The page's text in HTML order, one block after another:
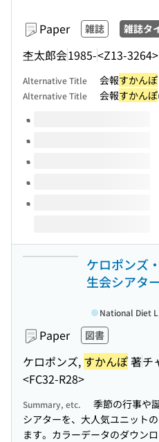
Paper 雑誌 雑誌タ
杢太郎会1985-<Z13-3264>
Alternative Title 会報すかんぽ
Alternative Title 会報すかんぽ
Volumes of this title
ケロポンズ・
生会シアタ
Paper 図書
ケロポンズ, すかんぽ著チ
<FC32-R28>
National Diet
Summary, etc.
季節の行事や
シアターを、大人気ユニット
ます。カラーデータのダウン